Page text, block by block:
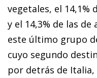
vegetales, el 14,1%
y el 14,3% de las
este último grupo
cuyo segundo
por detrás de Italia,